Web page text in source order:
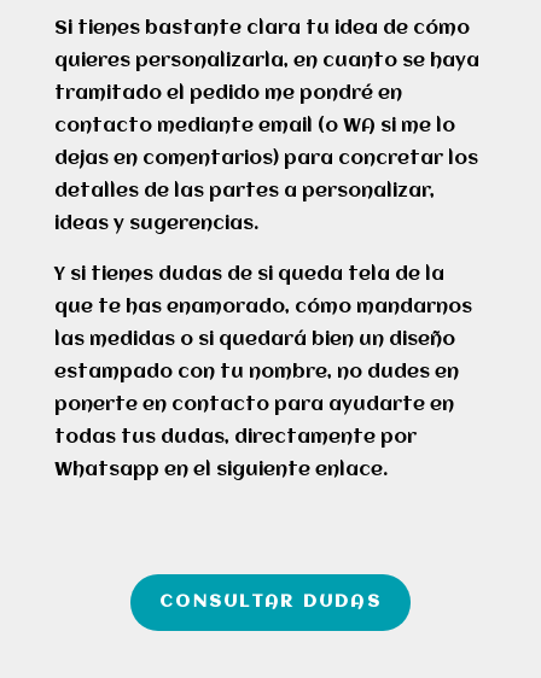
cantidad
Si tienes bastante clara tu idea de cómo
quieres personalizarla, en cuanto se haya
tramitado el pedido me pondré en
contacto mediante email (o WA si me lo
dejas en comentarios) para concretar los
detalles de las partes a personalizar,
ideas y sugerencias.
Y si tienes dudas de si queda tela de la
que te has enamorado, cómo mandarnos
las medidas o si quedará bien un diseño
estampado con tu nombre, no dudes en
ponerte en contacto para ayudarte en
todas tus dudas, directamente por
Whatsapp en el siguiente enlace.
CONSULTAR DUDAS